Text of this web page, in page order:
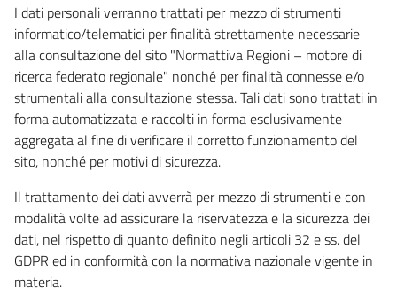
I dati personali verranno trattati per mezzo di strumenti
informatico/telematici per finalità strettamente necessarie
alla consultazione del sito "Normattiva Regioni – motore di
ricerca federato regionale" nonché per finalità connesse e/o
strumentali alla consultazione stessa. Tali dati sono trattati in
forma automatizzata e raccolti in forma esclusivamente
aggregata al fine di verificare il corretto funzionamento del
sito, nonché per motivi di sicurezza.
Il trattamento dei dati avverrà per mezzo di strumenti e con
modalità volte ad assicurare la riservatezza e la sicurezza dei
dati, nel rispetto di quanto definito negli articoli 32 e ss. del
GDPR ed in conformità con la normativa nazionale vigente in
materia.